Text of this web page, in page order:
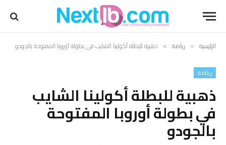
الرئيسية » رياضة » ذهبية للبطلة أكولينا الشايب في بطولة أوروبا المفتوحة بالجودو
رياضة
ذهبية للبطلة أكولينا الشايب
في بطولة أوروبا المفتوحة
بالجودو